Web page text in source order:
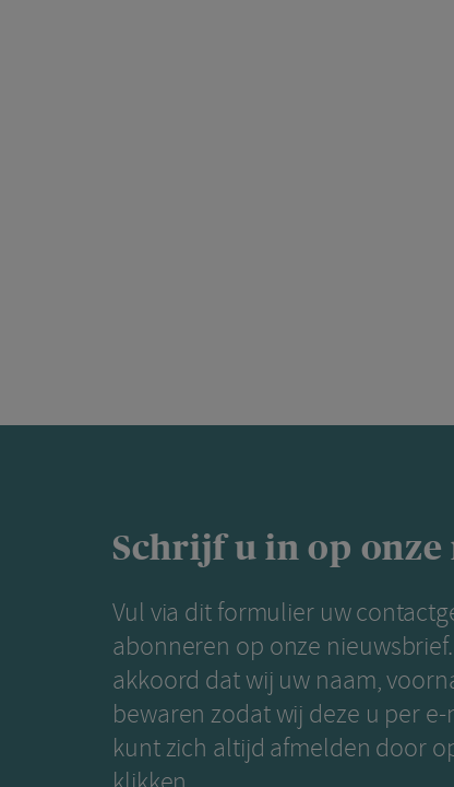
Schrijf u in op
Vul via dit formulier uw
abonneren op onze
akkoord dat wij uw naam,
bewaren zodat wij deze u per
kunt zich altijd afmelden door